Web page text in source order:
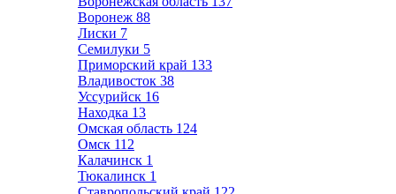
Воронеж 88
Лиски 7
Семилуки 5
Приморский край 133
Владивосток 38
Уссурийск 16
Находка 13
Омская область 124
Омск 112
Калачинск 1
Тюкалинск 1